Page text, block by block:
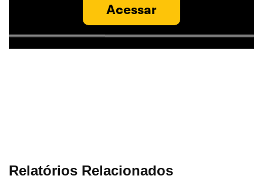
Acessar
Relatórios Relacionados